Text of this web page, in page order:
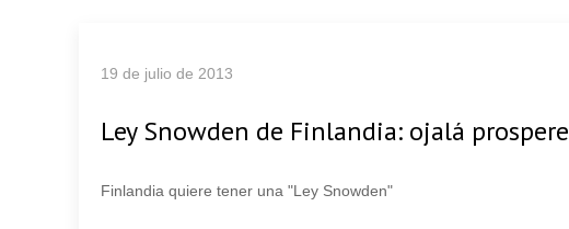
19 de julio de 2013
Ley Snowden de Finlandia: ojalá prospere
Finlandia quiere tener una "Ley Snowden"